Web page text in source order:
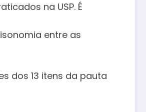
na USP. É
entre as
dos 13 itens da pauta